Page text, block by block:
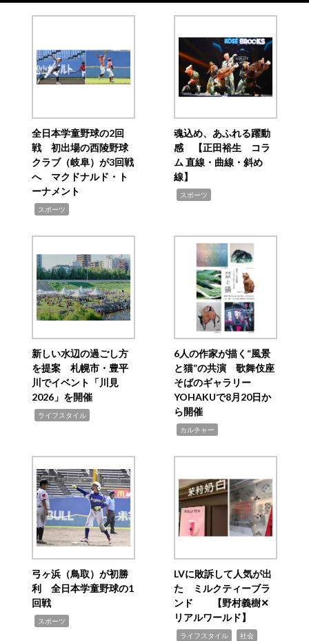
全日本学童野球の2回
戦 初出場の西陵野球
クラブ（岐阜）が3回戦
へ マクドナルド・ト
ーナメント
スポーツ
魂込め、あふれる躍動
感 【正田裕生 コラ
ム 直線・曲線・斜め
線】
スポーツ
新しい水辺の過ごし方
を提案 札幌市・豊平
川でイベント「川見
2026」を開催
ライフスタイル
6人の作家が描く“風景
と猫”の共演 歌舞伎座
そばのギャラリー
YOHAKUで8月20日か
ら開催
カルチャー
弓ヶ浜（鳥取）が初勝
利 全日本学童野球の1
回戦
スポーツ
LVに敗訴して人気が出
た ミルクティーブラ
ンド 【野村義樹✕
リアルワールド】
ライフスタイル 社会